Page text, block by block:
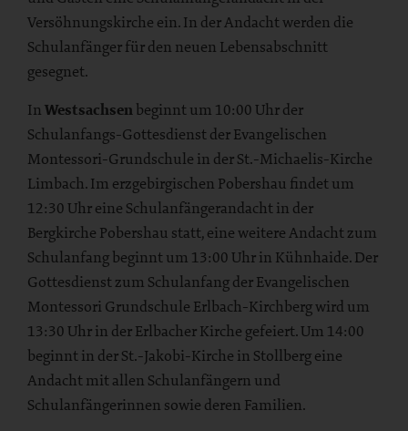
Versöhnungskirche ein. In der Andacht werden die
Schulanfänger für den neuen Lebensabschnitt
gesegnet.
InWestsachsenbeginnt um 10:00 Uhr der
Schulanfangs-Gottesdienst der Evangelischen
Montessori-Grundschule in der St.-Michaelis-Kirche
Limbach. Im erzgebirgischen Pobershau findet um
12:30 Uhr eine Schulanfängerandacht in der
Bergkirche Pobershau statt, eine weitere Andacht zum
Schulanfang beginnt um 13:00 Uhr in Kühnhaide. Der
Gottesdienst zum Schulanfang der Evangelischen
Montessori Grundschule Erlbach-Kirchberg wird um
13:30 Uhr in der Erlbacher Kirche gefeiert. Um 14:00
beginnt in der St.-Jakobi-Kirche in Stollberg eine
Andacht mit allen Schulanfängern und
Schulanfängerinnen sowie deren Familien.